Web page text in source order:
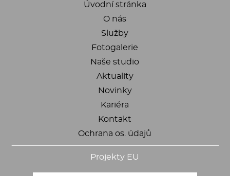
Úvodní stránka
O nás
Služby
Fotogalerie
Naše studio
Aktuality
Novinky
Kariéra
Kontakt
Ochrana os. údajů
Projekty EU